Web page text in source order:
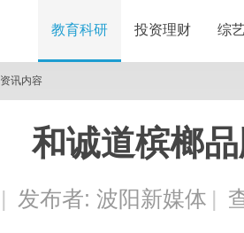
教育科研 投资理财 综
资讯内容
和诚道槟榔
| 发布者: 波阳新媒体 |